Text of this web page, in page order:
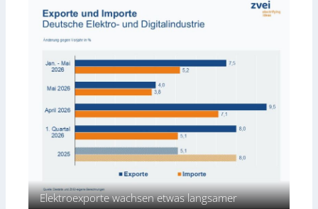
Elektroexporte wachsen etwas langsamer